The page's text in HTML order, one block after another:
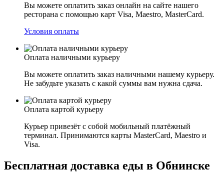
Вы можете оплатить заказ онлайн на сайте нашего
ресторана с помощью карт Visa, Maestro, MasterCard.
Условия оплаты
Оплата наличными курьеру
Вы можете оплатить заказ наличными нашему курьеру.
Не забудьте указать с какой суммы вам нужна сдача.
Оплата картой курьеру
Курьер привезёт с собой мобильный платёжный
терминал. Принимаются карты MasterCard, Maestro и
Visa.
Бесплатная доставка еды в Обнинске